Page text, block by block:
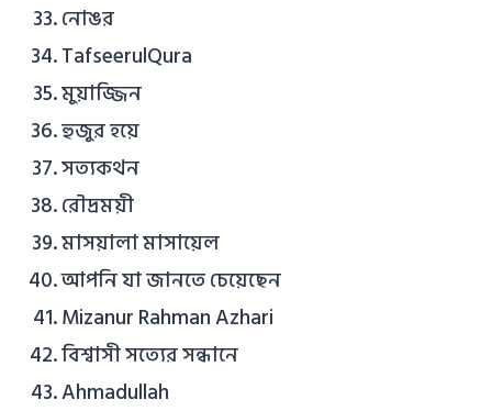
নোঙর
TafseerulQura
মুয়াজ্জিন
হুজুর হয়ে
সত্যকথন
রৌদ্রময়ী
মাসয়ালা মাসায়েল
আপনি যা জানতে চেয়েছেন
Mizanur Rahman Azhari
বিশ্বাসী সত্যের সন্ধানে
Ahmadullah